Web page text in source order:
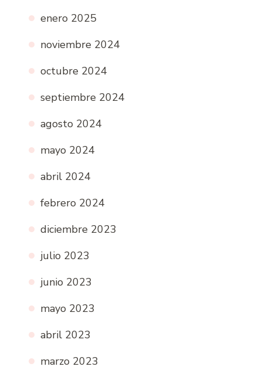
enero 2025
noviembre 2024
octubre 2024
septiembre 2024
agosto 2024
mayo 2024
abril 2024
febrero 2024
diciembre 2023
julio 2023
junio 2023
mayo 2023
abril 2023
marzo 2023